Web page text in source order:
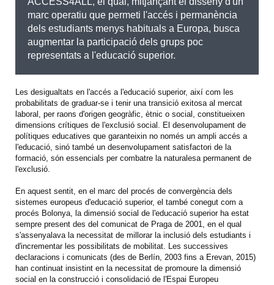
marc operatiu que permeti l'accés i permanència
dels estudiants menys habituals a Europa, busca
augmentar la participació dels grups poc
representats a l'educació superior.
Les desigualtats en l'accés a l'educació superior, així com les
probabilitats de graduar-se i tenir una transició exitosa al mercat
laboral, per raons d'origen geogràfic, ètnic o social, constitueixen
dimensions crítiques de l'exclusió social. El desenvolupament de
polítiques educatives que garanteixin no només un ampli accés a
l'educació, sinó també un desenvolupament satisfactori de la
formació, són essencials per combatre la naturalesa permanent de
l'exclusió.
En aquest sentit, en el marc del procés de convergència dels
sistemes europeus d'educació superior, el també conegut com a
procés Bolonya, la dimensió social de l'educació superior ha estat
sempre present des del comunicat de Praga de 2001, en el qual
s'assenyalava la necessitat de millorar la inclusió dels estudiants i
d'incrementar les possibilitats de mobilitat. Les successives
declaracions i comunicats (des de Berlín, 2003 fins a Erevan, 2015)
han continuat insistint en la necessitat de promoure la dimensió
social en la construcció i consolidació de l'Espai Europeu